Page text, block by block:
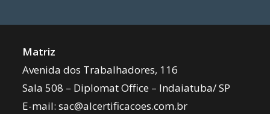
Matriz
Avenida dos Trabalhadores, 116
Sala 508 – Diplomat Office – Indaiatuba/ SP
E-mail:sac@alcertificacoes.com.br